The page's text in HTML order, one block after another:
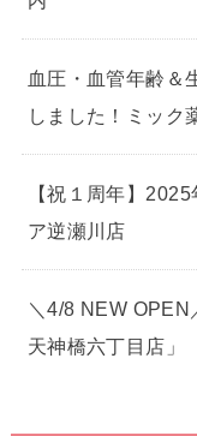
血圧・血管年齢＆
しました！ミック
【祝１周年】
ア逆瀬川店
＼4/8 NEW OPEN
天神橋六丁目店」